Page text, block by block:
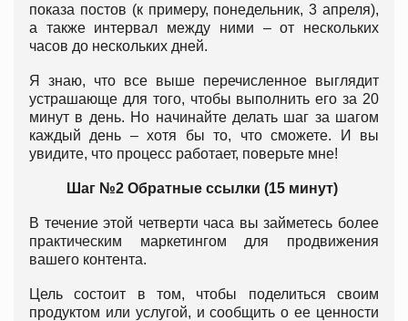
показа постов (к примеру, понедельник, 3 апреля),
а также интервал между ними – от нескольких
часов до нескольких дней.
Я знаю, что все выше перечисленное выглядит
устрашающе для того, чтобы выполнить его за 20
минут в день. Но начинайте делать шаг за шагом
каждый день – хотя бы то, что сможете. И вы
увидите, что процесс работает, поверьте мне!
Шаг №2 Обратные ссылки (15 минут)
В течение этой четверти часа вы займетесь более
практическим маркетингом для продвижения
вашего контента.
Цель состоит в том, чтобы поделиться своим
продуктом или услугой, и сообщить о ее ценности